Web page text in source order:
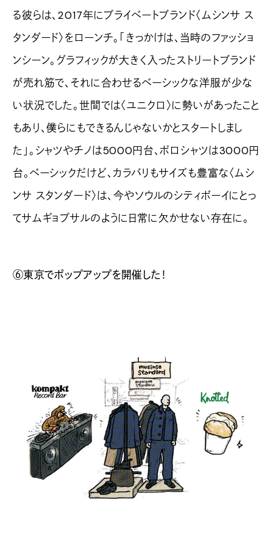
る彼らは、2017年にプライベートブランド〈ムシンサ ス
タンダード〉をローンチ。「きっかけは、当時のファッショ
ンシーン。グラフィックが大きく入ったストリートブランド
が売れ筋で、それに合わせるベーシックな洋服が少な
い状況でした。世間では〈ユニクロ〉に勢いがあったこと
もあり、僕らにもできるんじゃないかとスタートしまし
た」。シャツやチノは5000円台、ポロシャツは3000円
台。ベーシックだけど、カラバリもサイズも豊富な〈ムシ
ンサ スタンダード〉は、今やソウルのシティボーイにとっ
てサムギョプサルのように日常に欠かせない存在に。
⑥東京でポップアップを開催した！